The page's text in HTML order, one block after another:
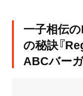
一子相伝
の秘訣『
ABCバー